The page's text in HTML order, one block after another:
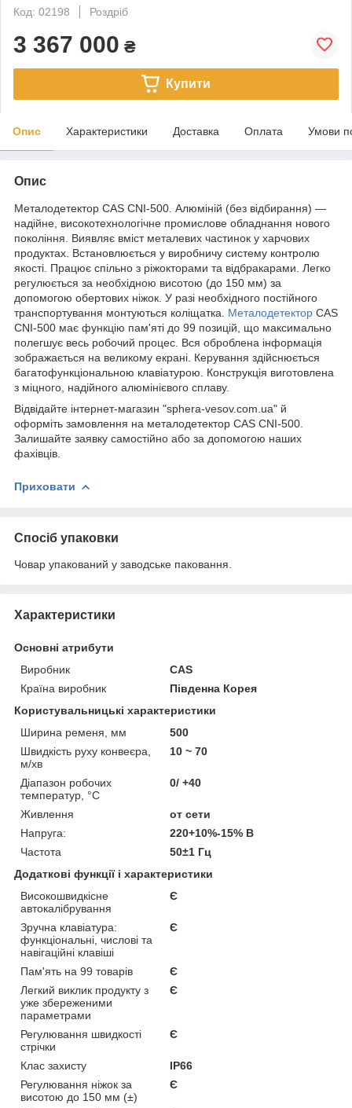
Код: 02198
Роздріб
3 367 000 ₴
Купити
Опис Характеристики Доставка Оплата Умови
Опис
Металодетектор CAS CNI-500. Алюміній (без відбирання) —
надійне, високотехнологічне промислове обладнання нового
покоління. Виявляє вміст металевих частинок у харчових
продуктах. Встановлюється у виробничу систему контролю
якості. Працює спільно з ріжокторами та відбракарами. Легко
регулюється за необхідною висотою (до 150 мм) за
допомогою обертових ніжок. У разі необхідного постійного
транспортування монтуються коліщатка. Металодетектор CAS
CNI-500 має функцію пам'яті до 99 позицій, що максимально
полегшує весь робочий процес. Вся оброблена інформація
зображається на великому екрані. Керування здійснюється
багатофункціональною клавіатурою. Конструкція виготовлена
з міцного, надійного алюмінієвого сплаву.
Відвідайте інтернет-магазин "sphera-vesov.com.ua" й
оформіть замовлення на металодетектор CAS CNI-500.
Залишайте заявку самостійно або за допомогою наших
фахівців.
Приховати
Спосіб упаковки
Човар упакований у заводське паковання.
Характеристики
Основні атрибути
Виробник
CAS
Країна виробник
Південна Корея
Користувальницькі характеристики
Ширина ременя, мм
500
Швидкість руху конвеєра,
м/хв
10 ~ 70
Діапазон робочих
температур, °C
0/ +40
Живлення
от сети
Напруга:
220+10%-15% В
Частота
50±1 Гц
Додаткові функції і характеристики
Високошвидкісне
автокалібрування
Є
Зручна клавіатура:
функціональні, числові та
навігаційні клавіші
Є
Пам'ять на 99 товарів
Є
Легкий виклик продукту з
уже збереженими
параметрами
Є
Регулювання швидкості
стрічки
Є
Клас захисту
IP66
Регулювання ніжок за
висотою до 150 мм (±)
Є